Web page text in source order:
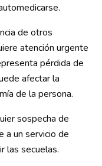
de otros
atención urgente
pérdida de
afectar la
de la persona.
sospecha de
a un servicio de
las secuelas.